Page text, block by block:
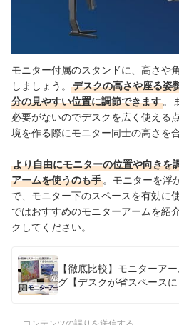
モニター付属のスタンドに、高さや
しましょう。
デスクの高さや座る姿
分の見やすい位置に調節できます 。
必要がないのでデスクを広く使える
境を作る際にモニター同士の高さを
より自由にモニターの位置や向きを
アームを使うのも手 。モニターを浮
で、モニター下のスペースを有効に
ではおすすめのモニターアームを紹
クしてください。
【徹底比較】モニターア
グ【デスクが省スペースに